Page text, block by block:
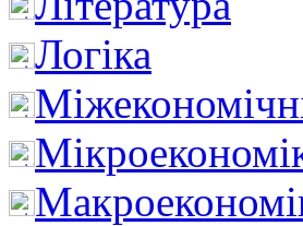
Логіка